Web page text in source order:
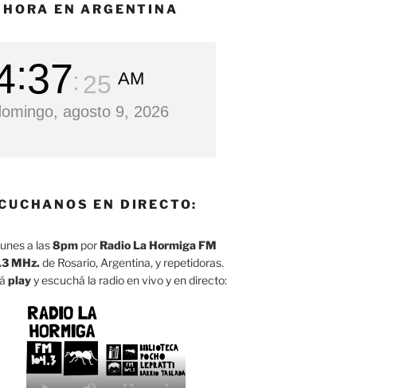
EN ARGENTINA
37 26 AM
agosto 9, 2026
EN DIRECTO:
a las8pmporRadio La Hormiga FM
MHz.de Rosario, Argentina, y repetidoras.
playy escuchá la radio en vivo y en directo: